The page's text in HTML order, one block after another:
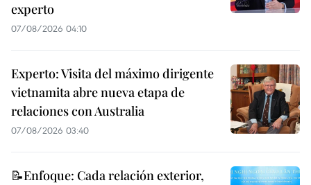
experto
07/08/2026 04:10
Experto: Visita del máximo dirigente
vietnamita abre nueva etapa de
relaciones con Australia
07/08/2026 03:40
📝Enfoque: Cada relación exterior,